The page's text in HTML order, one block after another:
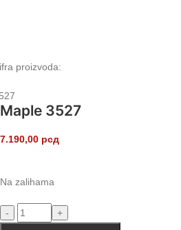
proizvoda:
Maple 3527
7.190,00 рсд
Na zalihama